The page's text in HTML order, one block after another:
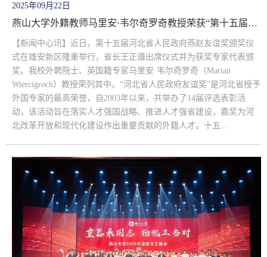
2025年09月22日
燕山大学外籍教师马里安·韦尔奇罗奇教授荣获“第十五届河北省人民政府燕...
【新闻中心讯】近日，第十五届河北省人民政府燕赵友谊奖颁奖仪
式在雄安新区隆重举行，省长王正谱出席仪式并为获奖专家代表颁
奖。我校外聘院士、英国籍专家马里安·韦尔奇罗奇（Marian
Wiercigroch）教授荣列其中。“河北省人民政府友谊奖”是河北省授予
外国专家的最高荣誉，自2003年以来，共举办了14届评选表彰活
动，该活动旨在落实人才强国战略、推进人才强省建设，嘉奖为河
北改革开放和现代化建设作出重要贡献的外籍人才。十五...